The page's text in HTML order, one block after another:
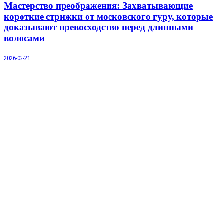
Мастерство преображения: Захватывающие
короткие стрижки от московского гуру, которые
доказывают превосходство перед длинными
волосами
2026-02-21